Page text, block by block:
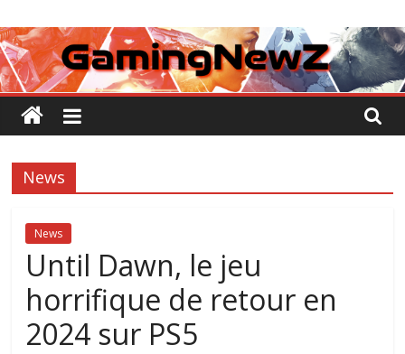
au
contenu
GamingNewZ
Tests
et
Actu
des
vidéo
News
News
Until Dawn, le jeu
horrifique de retour en
2024 sur PS5